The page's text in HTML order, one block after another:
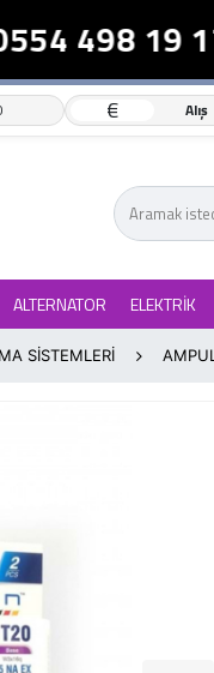
498 19 17
€ Alış
ALTERNATOR ELEKTRİK
SİSTEMLERİ AMPUL